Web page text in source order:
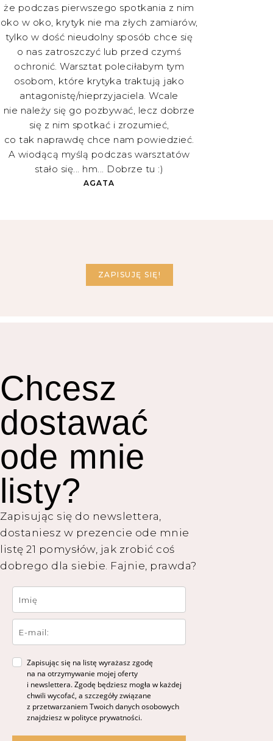
że podczas pierwszego spotkania z nim
oko w oko, krytyk nie ma złych zamiarów,
tylko w dość nieudolny sposób chce się
o nas zatroszczyć lub przed czymś
ochronić. Warsztat poleciłabym tym
osobom, które krytyka traktują jako
antagonistę/nieprzyjaciela. Wcale
nie należy się go pozbywać, lecz dobrze
się z nim spotkać i zrozumieć,
co tak naprawdę chce nam powiedzieć.
A wiodącą myślą podczas warsztatów
stało się... hm... Dobrze tu :)
AGATA
ZAPISUJĘ SIĘ!
Chcesz
dostawać
ode mnie
listy?
Zapisując się do newslettera,
dostaniesz w prezencie ode mnie
listę 21 pomysłów, jak zrobić coś
dobrego dla siebie. Fajnie, prawda?
Zapisując się na listę wyrażasz zgodę
na na otrzymywanie mojej oferty
i newslettera. Zgodę będziesz mogła w każdej
chwili wycofać, a szczegóły związane
z przetwarzaniem Twoich danych osobowych
znajdziesz w polityce prywatności.